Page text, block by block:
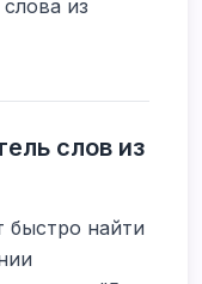
из
слов из
быстро найти